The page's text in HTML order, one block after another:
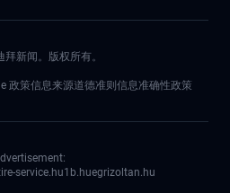
拜新闻。版权所有。
政策信息来源道德准则 信息准确性政策
service.hu1b.huegrizoltan.hu